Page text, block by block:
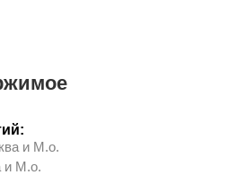
и М.о.
и М.о.